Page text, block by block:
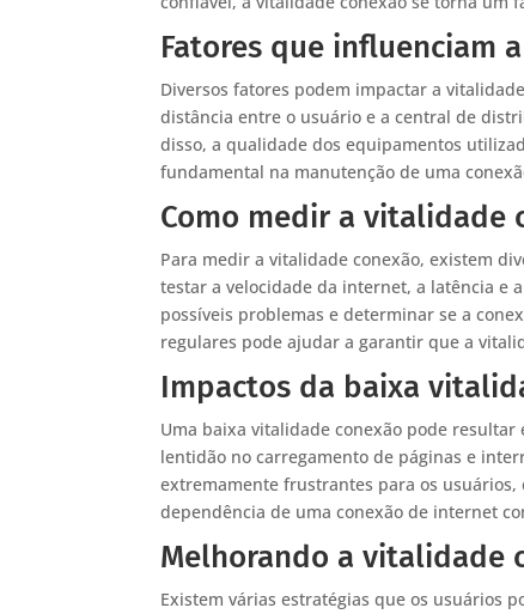
Fatores que influenciam
Diversos fatores podem impactar a
distância entre o usuário e a central de
disso, a qualidade dos equipamentos
fundamental na manutenção de uma
Como medir a vitalidade
Para medir a vitalidade conexão, existem
testar a velocidade da internet, a latência e
possíveis problemas e determinar se a
regulares pode ajudar a garantir que a
Impactos da baixa
Uma baixa vitalidade conexão pode
lentidão no carregamento de páginas e
extremamente frustrantes para os
dependência de uma conexão de internet
Melhorando a vitalidade
Existem várias estratégias que os usuários